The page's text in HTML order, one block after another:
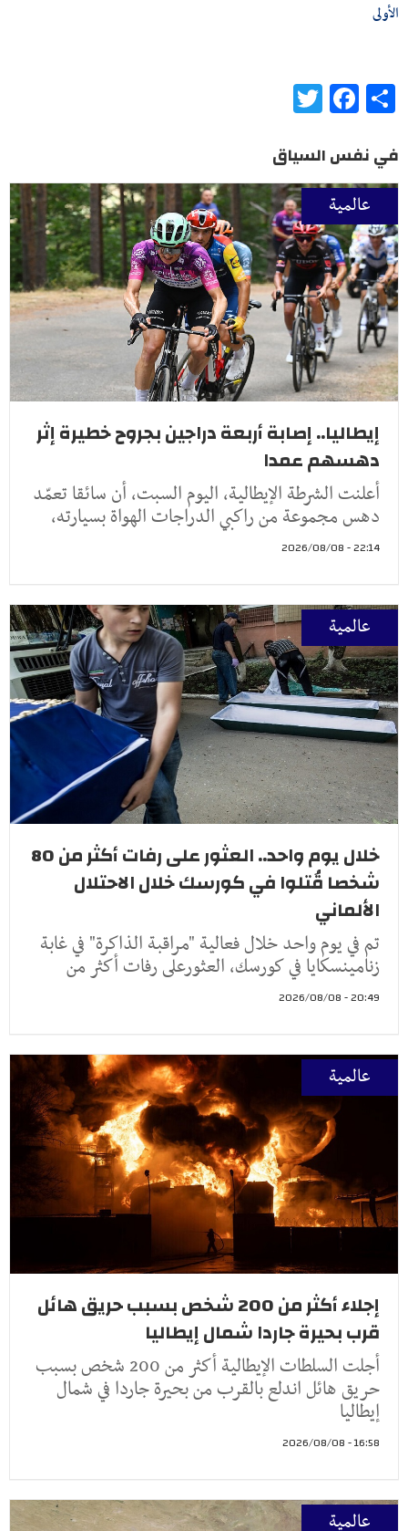
الأولى
Share
Facebook
في نفس السياق
عالمية
إيطاليا.. إصابة أربعة دراجين بجروح خطيرة إثر
دهسهم عمدا
أعلنت الشرطة الإيطالية، اليوم السبت، أن سائقا تعمّد
دهس مجموعة من راكبي الدراجات الهواة بسيارته،
22:14 - 2026/08/08
عالمية
خلال يوم واحد.. العثور على رفات أكثر من 80
شخصا قُتلوا في كورسك خلال الاحتلال
الألماني
تم في يوم واحد خلال فعالية "مراقبة الذاكرة" في غابة
زنامينسكايا في كورسك، العثورعلى رفات أكثر من
20:49 - 2026/08/08
عالمية
إجلاء أكثر من 200 شخص بسبب حريق هائل
قرب بحيرة جاردا شمال إيطاليا
أجلت السلطات الإيطالية أكثر من 200 شخص بسبب
حريق هائل اندلع بالقرب من بحيرة جاردا في شمال
إيطاليا
16:58 - 2026/08/08
عالمية